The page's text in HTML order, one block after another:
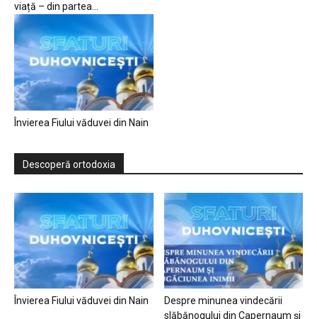
viață – din partea...
Învierea Fiului văduvei din Nain
Descoperă ortodoxia
Învierea Fiului văduvei din Nain
Despre minunea vindecării
slăbănogului din Capernaum și